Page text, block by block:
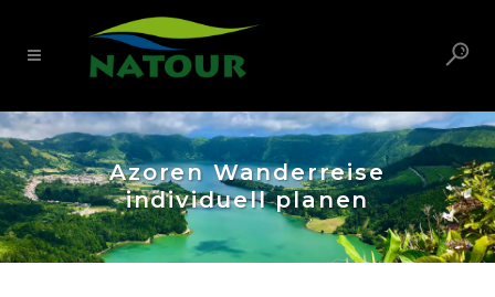
Azoren Wanderreise
individuell planen